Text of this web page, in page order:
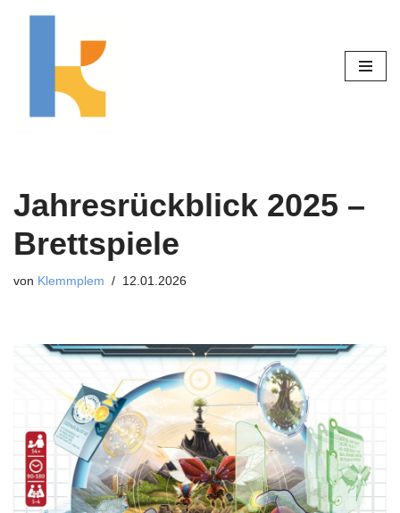
springen
Jahresrückblick 2025 –
Brettspiele
von Klemmplem 12.01.2026